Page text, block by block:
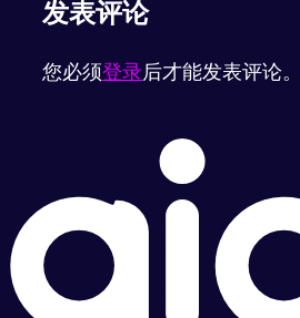
发表评论
您必须登录后才能发表评论。